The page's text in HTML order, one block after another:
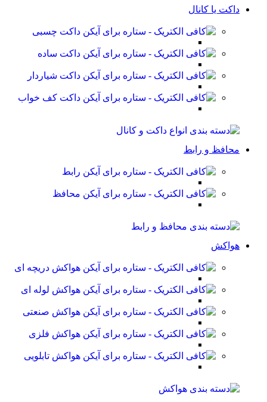
داکت یا کانال
داکت چسبی
داکت ساده
داکت شیاردار
داکت کف خواب
محافظ و رابط
رابط
محافظ
هواکش
هواکش دریچه ای
هواکش لوله ای
هواکش صنعتی
هواکش فلزی
هواکش تابلویی